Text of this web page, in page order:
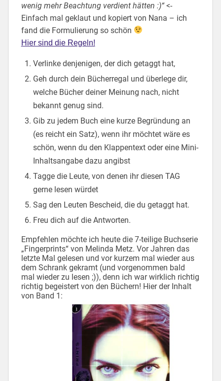
wenig mehr Beachtung verdient hätten :)“<-
Einfach mal geklaut und kopiert von Nana – ich
fand die Formulierung so schön
Hier sind die Regeln!
Verlinke denjenigen, der dich getaggt hat,
Geh durch dein Bücherregal und überlege dir,
welche Bücher deiner Meinung nach, nicht
bekannt genug sind.
Gib zu jedem Buch eine kurze Begründung an
(es reicht ein Satz), wenn ihr möchtet wäre es
schön, wenn du den Klappentext oder eine Mini-
Inhaltsangabe dazu angibst
Tagge die Leute, von denen ihr diesen TAG
gerne lesen würdet
Sag den Leuten Bescheid, die du getaggt hat.
Freu dich auf die Antworten.
Empfehlen möchte ich heute die 7-teilige Buchserie
„Fingerprints“ von Melinda Metz. Vor Jahren das
letzte Mal gelesen und vor kurzem mal wieder aus
dem Schrank gekramt (und vorgenommen bald
mal wieder zu lesen ;)), denn ich war wirklich richtig
richtig begeistert von den Büchern! Hier der Inhalt
von Band 1: